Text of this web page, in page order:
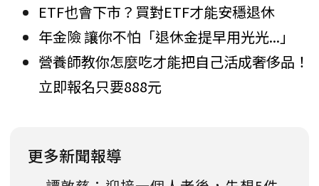
ETF也會下市？買對ETF才能安穩退休
年金險 讓你不怕「退休金提早用光光...」
營養師教你怎麼吃才能把自己活成奢侈品！
立即報名只要888元
更多新聞報導